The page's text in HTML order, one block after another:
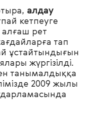
алдау
кетпеуге
рет
тап
ұстайтындығын
жүргізілді.
танымалдыққа
2009 жылы